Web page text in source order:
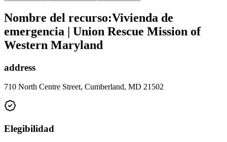
Nombre del recurso:Vivienda de
emergencia | Union Rescue Mission of
Western Maryland
address
710 North Centre Street, Cumberland, MD 21502
Elegibilidad